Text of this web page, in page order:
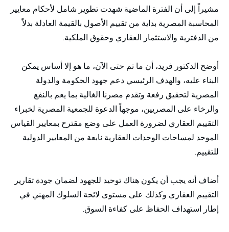
مشيراً إلى أن الفترة الماضية شهدت تطوير شامل لأحكام معايير
المحاسبة المصرية بداية من تقييم الأصول بالقيمة العادلة بدلاً
من الدفترية والاستثمار العقاري وحقوق الملكية.
أوضح الدكتور فريد، أن ما تم حتى الآن، ما هو إلا أساس يمكن
البناء عليه، والهدف الرئيسي دعم جهود الحكومة والدولة
المصرية لتحقيق رفعة وتقدم مصرنا الغالية بما يعم بالنفع
والرخاء على المصريين، موجهاً الدعوة للجمعية المصرية لخبراء
التقييم العقاري لضرورة العمل على وضع مقترح بمعايير القياس
الموحد لمساحات الوحدات العقارية نابعة من المعايير الدولية
للتقييم.
أضاف أنه يجب أن يكون هناك توحيد للجهود لضمان جودة تقارير
التقييم العقاري وكذلك على مستوى لائحة السلوك المهني في
إطار استهداف الحفاظ على كفاءة السوق.